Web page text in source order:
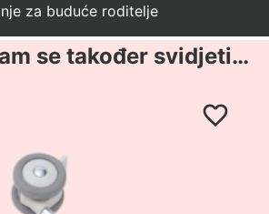
za buduće roditelje
se također svidjeti…